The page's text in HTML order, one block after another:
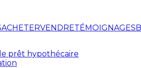
ACHETERVENDRETÉMOIGNAGES
prêt hypothécaire